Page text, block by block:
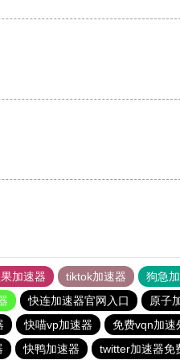
加速器 tiktok加速器 狗急
快连加速器官网入口 原子
快喵vp加速器 免费vqn加速
快鸭加速器 twitter加速器免